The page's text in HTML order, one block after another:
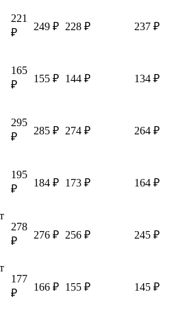
221
₽
249 ₽ 228 ₽ 237 ₽
165
₽
155 ₽ 144 ₽ 134 ₽
295
₽
285 ₽ 274 ₽ 264 ₽
195
₽
184 ₽ 173 ₽ 164 ₽
278
₽
276 ₽ 256 ₽ 245 ₽
177
₽
166 ₽ 155 ₽ 145 ₽